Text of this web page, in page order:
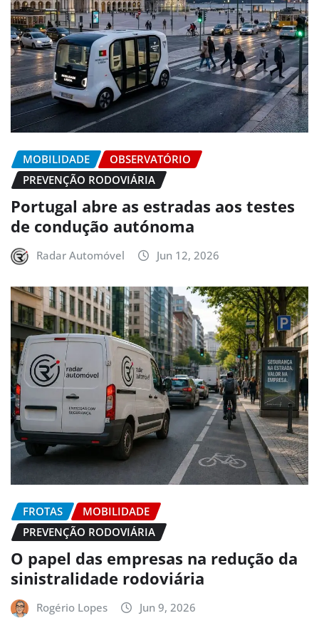
MOBILIDADE
OBSERVATÓRIO
PREVENÇÃO RODOVIÁRIA
Portugal abre as estradas aos testes
de condução autónoma
Radar Automóvel Jun 12, 2026
FROTAS
MOBILIDADE
PREVENÇÃO RODOVIÁRIA
O papel das empresas na redução da
sinistralidade rodoviária
Rogério Lopes Jun 9, 2026